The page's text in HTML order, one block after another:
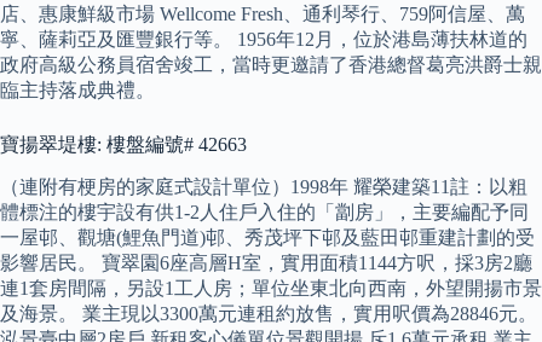
店、惠康鮮級市場 Wellcome Fresh、通利琴行、759阿信屋、萬
寧、薩莉亞及匯豐銀行等。 1956年12月，位於港島薄扶林道的
政府高級公務員宿舍竣工，當時更邀請了香港總督葛亮洪爵士親
臨主持落成典禮。
寶揚翠堤樓: 樓盤編號# 42663
（連附有梗房的家庭式設計單位）1998年 耀榮建築11註：以粗
體標注的樓宇設有供1-2人住戶入住的「劏房」，主要編配予同
一屋邨、觀塘(鯉魚門道)邨、秀茂坪下邨及藍田邨重建計劃的受
影響居民。 寶翠園6座高層H室，實用面積1144方呎，採3房2廳
連1套房間隔，另設1工人房；單位坐東北向西南，外望開揚市景
及海景。 業主現以3300萬元連租約放售，實用呎價為28846元。